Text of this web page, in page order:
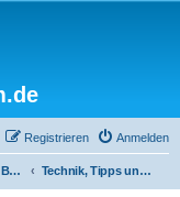
Anmelden
Registrieren
Technik / Zubehör / Bekleidung / Technik, Tipps und Tricks allgemein